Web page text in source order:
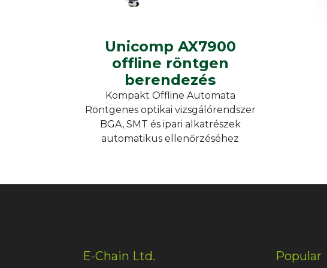
Unicomp AX7900
offline röntgen
berendezés
Kompakt Offline Automata
Röntgenes optikai vizsgálórendszer
BGA, SMT és ipari alkatrészek
automatikus ellenőrzéséhez
E-Chain Ltd. Popular